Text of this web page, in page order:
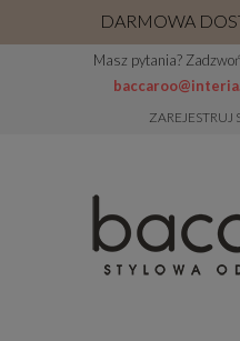
DARMOWA
Masz pytania?
ZAREJESTRUJ